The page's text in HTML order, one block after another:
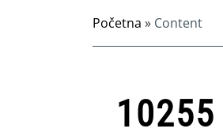
Početna » Content